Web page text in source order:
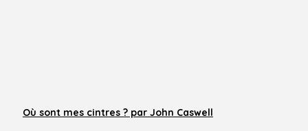
Où sont mes cintres ? par John Caswell